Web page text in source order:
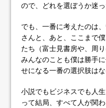
ので、どれを選ぼうか迷っ
でも、一番に考えたのは
さんと、あと、ここまで
たち（富士見書房や、周
みんなのことも僕は勝手
せになる一番の選択肢は
小説でもビジネスでも人
って結局、すべて人が関